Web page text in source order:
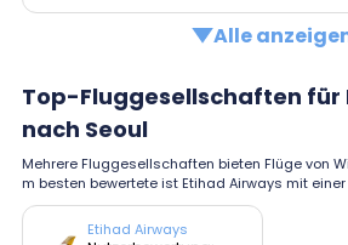
Alle
Top-Fluggesellschaften für
nach Seoul
Mehrere Fluggesellschaften bieten Flüge von
m besten bewertete ist Etihad Airways mit
tung von 10.0.
Etihad Airways